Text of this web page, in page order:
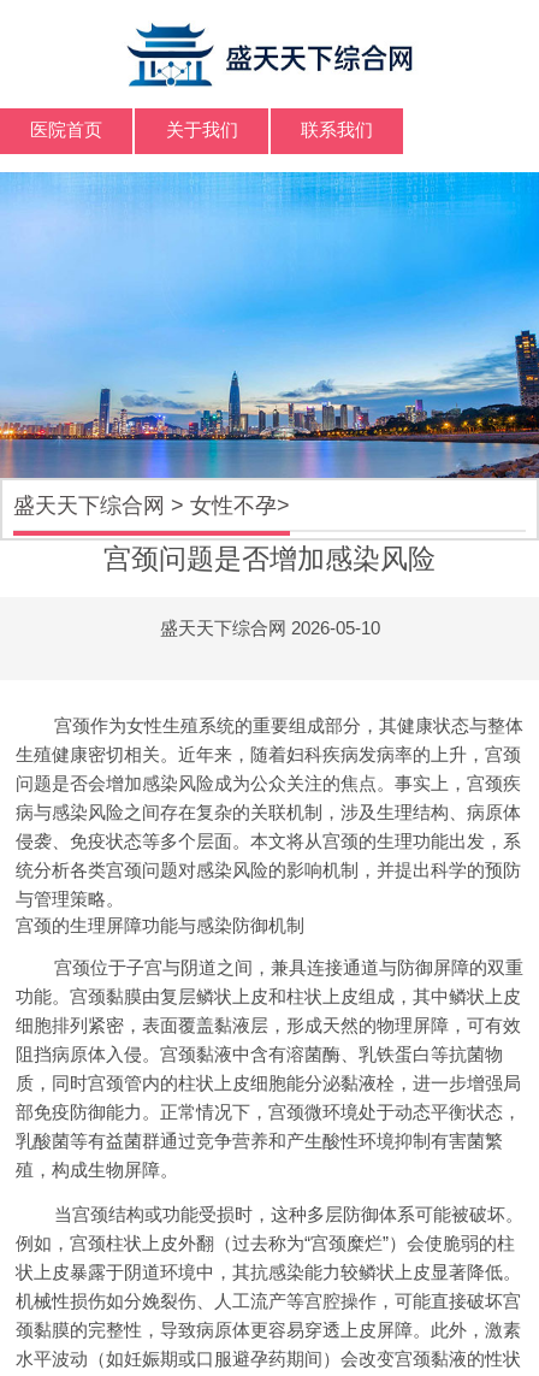
医院首页 关于我们 联系我们
盛天天下综合网 > 女性不孕>
宫颈问题是否增加感染风险
盛天天下综合网 2026-05-10
宫颈作为女性生殖系统的重要组成部分，其健康状态与整体
生殖健康密切相关。近年来，随着妇科疾病发病率的上升，宫颈
问题是否会增加感染风险成为公众关注的焦点。事实上，宫颈疾
病与感染风险之间存在复杂的关联机制，涉及生理结构、病原体
侵袭、免疫状态等多个层面。本文将从宫颈的生理功能出发，系
统分析各类宫颈问题对感染风险的影响机制，并提出科学的预防
与管理策略。
宫颈的生理屏障功能与感染防御机制
宫颈位于子宫与阴道之间，兼具连接通道与防御屏障的双重
功能。宫颈黏膜由复层鳞状上皮和柱状上皮组成，其中鳞状上皮
细胞排列紧密，表面覆盖黏液层，形成天然的物理屏障，可有效
阻挡病原体入侵。宫颈黏液中含有溶菌酶、乳铁蛋白等抗菌物
质，同时宫颈管内的柱状上皮细胞能分泌黏液栓，进一步增强局
部免疫防御能力。正常情况下，宫颈微环境处于动态平衡状态，
乳酸菌等有益菌群通过竞争营养和产生酸性环境抑制有害菌繁
殖，构成生物屏障。
当宫颈结构或功能受损时，这种多层防御体系可能被破坏。
例如，宫颈柱状上皮外翻（过去称为“宫颈糜烂”）会使脆弱的柱
状上皮暴露于阴道环境中，其抗感染能力较鳞状上皮显著降低。
机械性损伤如分娩裂伤、人工流产等宫腔操作，可能直接破坏宫
颈黏膜的完整性，导致病原体更容易穿透上皮屏障。此外，激素
水平波动（如妊娠期或口服避孕药期间）会改变宫颈黏液的性状